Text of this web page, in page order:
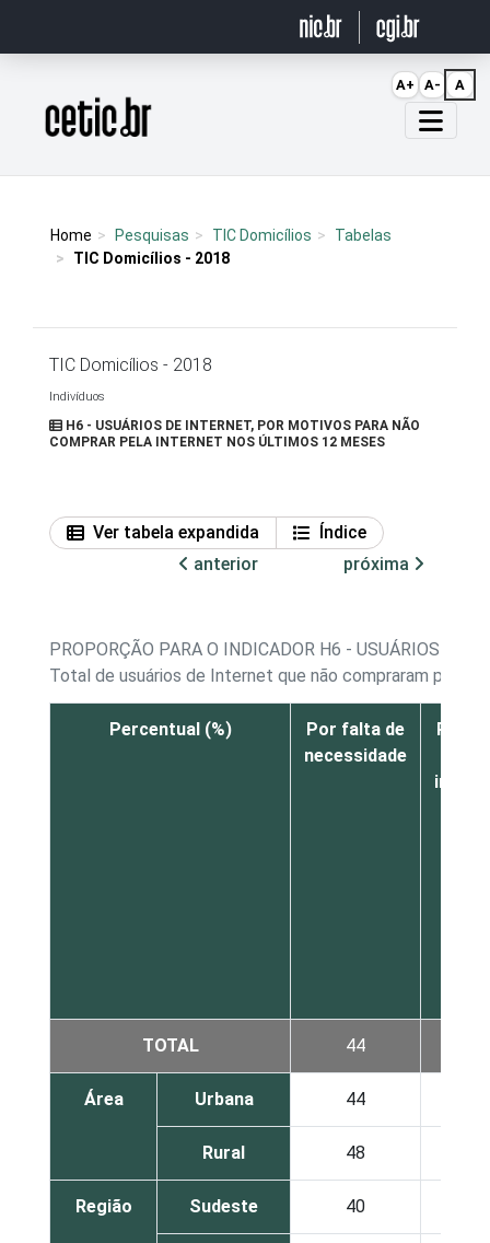
Página inicial
Home Pesquisas TIC Domicílios
Tabelas
TIC Domicílios - 2018
TIC Domicílios - 2018
Indivíduos
H6 - USUÁRIOS DE INTERNET, POR MOTIVOS PARA NÃO
COMPRAR PELA INTERNET NOS ÚLTIMOS 12 MESES
Ver tabela expandida
Índice
anterior
próxima
PROPORÇÃO PARA O INDICADOR H6 - USUÁRIOS DE
Total de usuários de Internet que não compraram
Percentual (%)
Por falta de
necessidade
Por
TOTAL 44
Área Urbana 44
Rural 48
Região Sudeste 40
A+ A- A